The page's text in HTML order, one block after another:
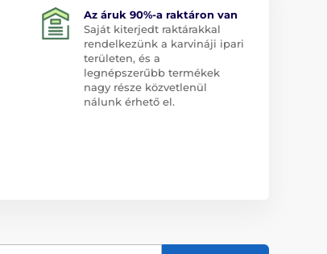
Az áruk 90%-a raktáron van
Saját kiterjedt raktárakkal
rendelkezünk a karvináji ipari
területen, és a
legnépszerűbb termékek
nagy része közvetlenül
nálunk érhető el.